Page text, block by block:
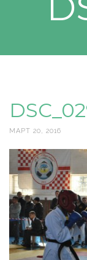
МАРТ 20, 2016